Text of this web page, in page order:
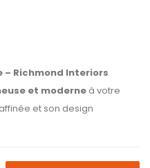
Richmond Interiors
et moderne à votre
et son design